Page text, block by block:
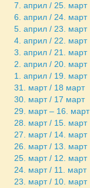
7. април / 25. март
6. април / 24. март
5. април / 23. март
4. април / 22. март
3. април / 21. март
2. април / 20. март
1. април / 19. март
31. март / 18 март
30. март / 17 март
29. март – 16. март
28. март / 15. март
27. март / 14. март
26. март / 13. март
25. март / 12. март
24. март / 11. март
23. март / 10. март